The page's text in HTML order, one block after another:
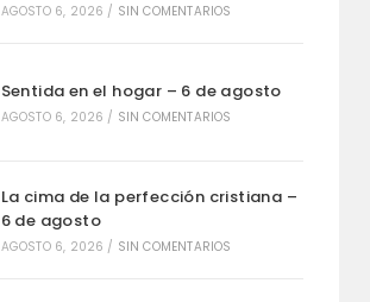
AGOSTO 6, 2026 / SIN COMENTARIOS
Sentida en el hogar – 6 de agosto
AGOSTO 6, 2026 / SIN COMENTARIOS
La cima de la perfección cristiana –
6 de agosto
AGOSTO 6, 2026 / SIN COMENTARIOS